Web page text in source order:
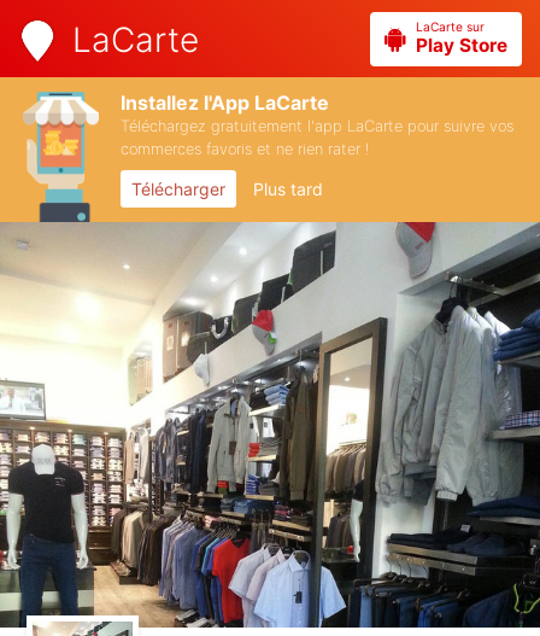
LaCarte LaCarte sur
Play Store
Installez l'App LaCarte
Téléchargez gratuitement l'app LaCarte pour suivre vos
commerces favoris et ne rien rater !
Télécharger Plus tard